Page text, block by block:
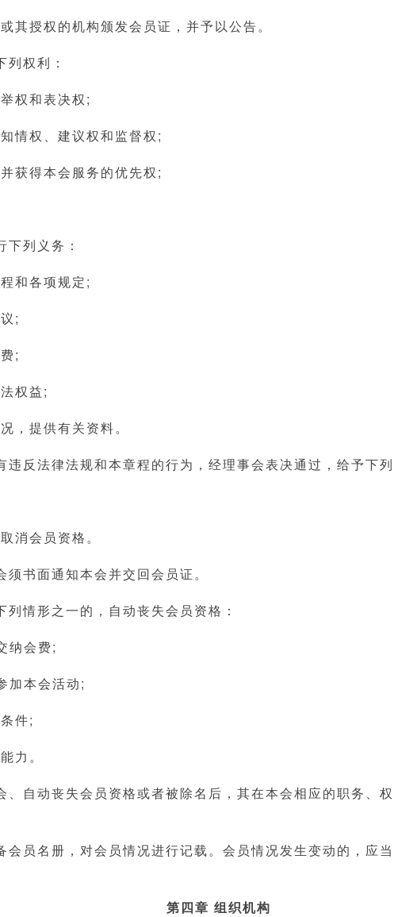
其授权的机构颁发会员证，并予以公告。
列权利：
权和表决权;
情权、建议权和监督权;
获得本会服务的优先权;
下列义务：
和各项规定;
;
;
权益;
，提供有关资料。
违反法律法规和本章程的行为，经理事会表决通过，给予下列
消会员资格。
须书面通知本会并交回会员证。
列情形之一的，自动丧失会员资格：
纳会费;
加本会活动;
件;
力。
、自动丧失会员资格或者被除名后，其在本会相应的职务、
会员名册，对会员情况进行记载。会员情况发生变动的，应
第四章 组织机构